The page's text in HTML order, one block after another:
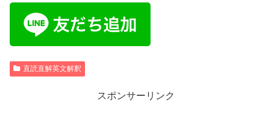
直読直解英文解釈
スポンサーリンク